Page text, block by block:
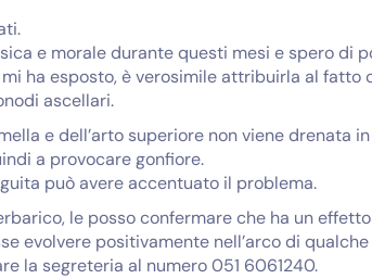
e morale durante questi mesi e spero di
ha esposto, è verosimile attribuirla al
ascellari.
e dell’arto superiore non viene drenata
a provocare gonfiore.
può avere accentuato il problema.
le posso confermare che ha un
evolvere positivamente nell’arco di
la segreteria al numero 051 6061240.